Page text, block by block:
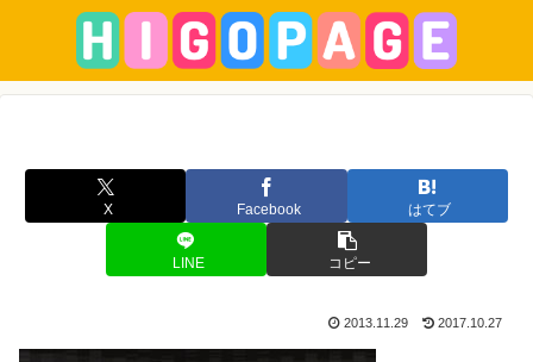
X Facebook はてブ
LINE コピー
2013.11.29 2017.10.27